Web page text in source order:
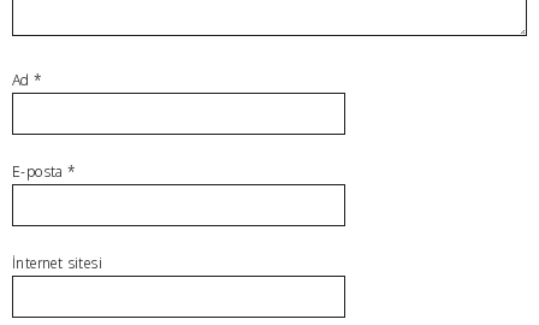
Ad*
E-posta*
İnternet sitesi